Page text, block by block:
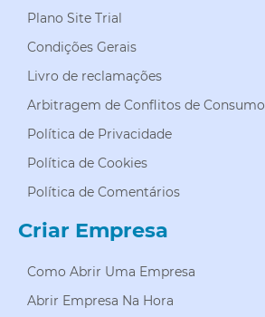
Plano Site Trial
Condições Gerais
Livro de reclamações
Arbitragem de Conflitos de Consumo
Política de Privacidade
Política de Cookies
Política de Comentários
Criar Empresa
Como Abrir Uma Empresa
Abrir Empresa Na Hora